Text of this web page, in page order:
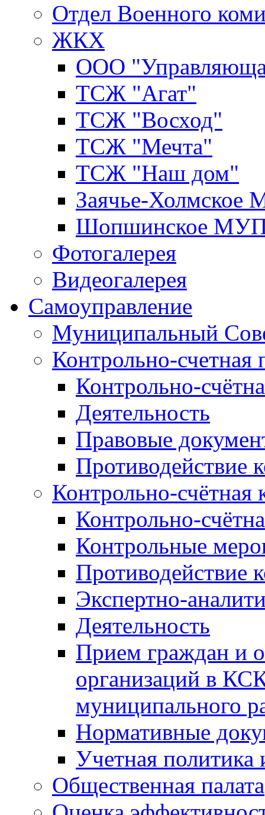
Отдел Военного
ЖКХ
ООО
ТСЖ "Агат"
ТСЖ "Восход"
ТСЖ "Мечта"
ТСЖ "Наш дом"
Заячье-
Шопшинское
Фотогалерея
Видеогалерея
Самоуправление
Муниципальный
Контрольно-счетная
Контрольно-
Деятельность
Правовые
Противодействие
Контрольно-счётная
Контрольно-
Контрольные
Противодействие
Экспертно-
Деятельность
Прием граждан и
организаций в
муниципального
Нормативные
Учетная политика
Общественная палата